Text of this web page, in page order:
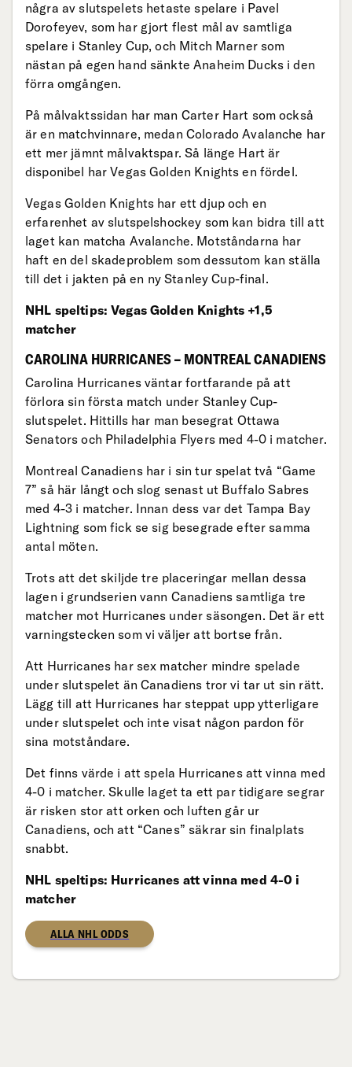
några av slutspelets hetaste spelare i Pavel
Dorofeyev, som har gjort flest mål av samtliga
spelare i Stanley Cup, och Mitch Marner som
nästan på egen hand sänkte Anaheim Ducks i den
förra omgången.
På målvaktssidan har man Carter Hart som också
är en matchvinnare, medan Colorado Avalanche har
ett mer jämnt målvaktspar. Så länge Hart är
disponibel har Vegas Golden Knights en fördel.
Vegas Golden Knights har ett djup och en
erfarenhet av slutspelshockey som kan bidra till att
laget kan matcha Avalanche. Motståndarna har
haft en del skadeproblem som dessutom kan ställa
till det i jakten på en ny Stanley Cup-final.
NHL speltips: Vegas Golden Knights +1,5
matcher
CAROLINA HURRICANES – MONTREAL CANADIENS
Carolina Hurricanes väntar fortfarande på att
förlora sin första match under Stanley Cup-
slutspelet. Hittills har man besegrat Ottawa
Senators och Philadelphia Flyers med 4-0 i matcher.
Montreal Canadiens har i sin tur spelat två “Game
7” så här långt och slog senast ut Buffalo Sabres
med 4-3 i matcher. Innan dess var det Tampa Bay
Lightning som fick se sig besegrade efter samma
antal möten.
Trots att det skiljde tre placeringar mellan dessa
lagen i grundserien vann Canadiens samtliga tre
matcher mot Hurricanes under säsongen. Det är ett
varningstecken som vi väljer att bortse från.
Att Hurricanes har sex matcher mindre spelade
under slutspelet än Canadiens tror vi tar ut sin rätt.
Lägg till att Hurricanes har steppat upp ytterligare
under slutspelet och inte visat någon pardon för
sina motståndare.
Det finns värde i att spela Hurricanes att vinna med
4-0 i matcher. Skulle laget ta ett par tidigare segrar
är risken stor att orken och luften går ur
Canadiens, och att “Canes” säkrar sin finalplats
snabbt.
NHL speltips: Hurricanes att vinna med 4-0 i
matcher
ALLA NHL ODDS